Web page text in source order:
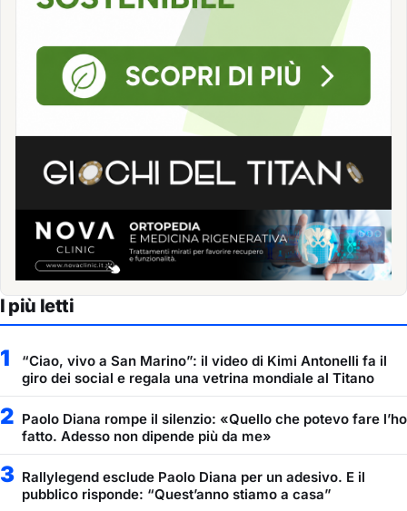
I più letti
1
“Ciao, vivo a San Marino”: il video di Kimi Antonelli fa il
giro dei social e regala una vetrina mondiale al Titano
2 Paolo Diana rompe il silenzio: «Quello che potevo fare l’ho
fatto. Adesso non dipende più da me»
3 Rallylegend esclude Paolo Diana per un adesivo. E il
pubblico risponde: “Quest’anno stiamo a casa”